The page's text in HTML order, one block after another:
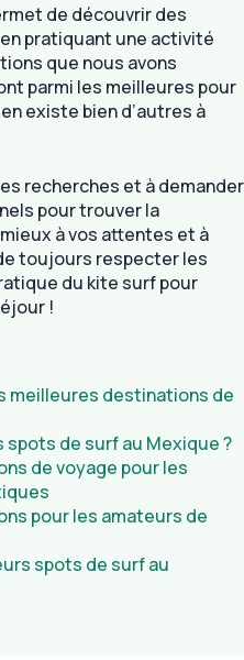
de découvrir des
pratiquant une activité
que nous avons
parmi les meilleures pour
existe bien d’autres à
recherches et à demander
pour trouver la
à vos attentes et à
toujours respecter les
du kite surf pour
!
meilleures destinations de
de surf au Mexique ?
de voyage pour les
pour les amateurs de
spots de surf au